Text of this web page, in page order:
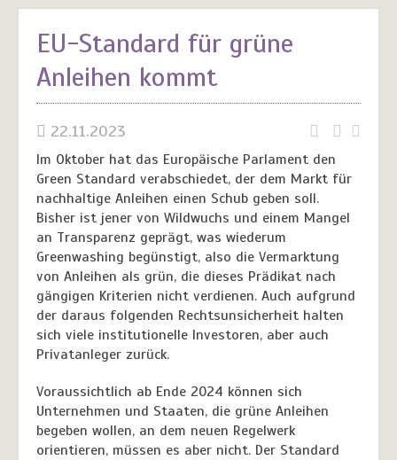
EU-Standard für grüne
Anleihen kommt
22.11.2023
Im Oktober hat das Europäische Parlament den
Green Standard verabschiedet, der dem Markt für
nachhaltige Anleihen einen Schub geben soll.
Bisher ist jener von Wildwuchs und einem Mangel
an Transparenz geprägt, was wiederum
Greenwashing begünstigt, also die Vermarktung
von Anleihen als grün, die dieses Prädikat nach
gängigen Kriterien nicht verdienen. Auch aufgrund
der daraus folgenden Rechtsunsicherheit halten
sich viele institutionelle Investoren, aber auch
Privatanleger zurück.
Voraussichtlich ab Ende 2024 können sich
Unternehmen und Staaten, die grüne Anleihen
begeben wollen, an dem neuen Regelwerk
orientieren, müssen es aber nicht. Der Standard